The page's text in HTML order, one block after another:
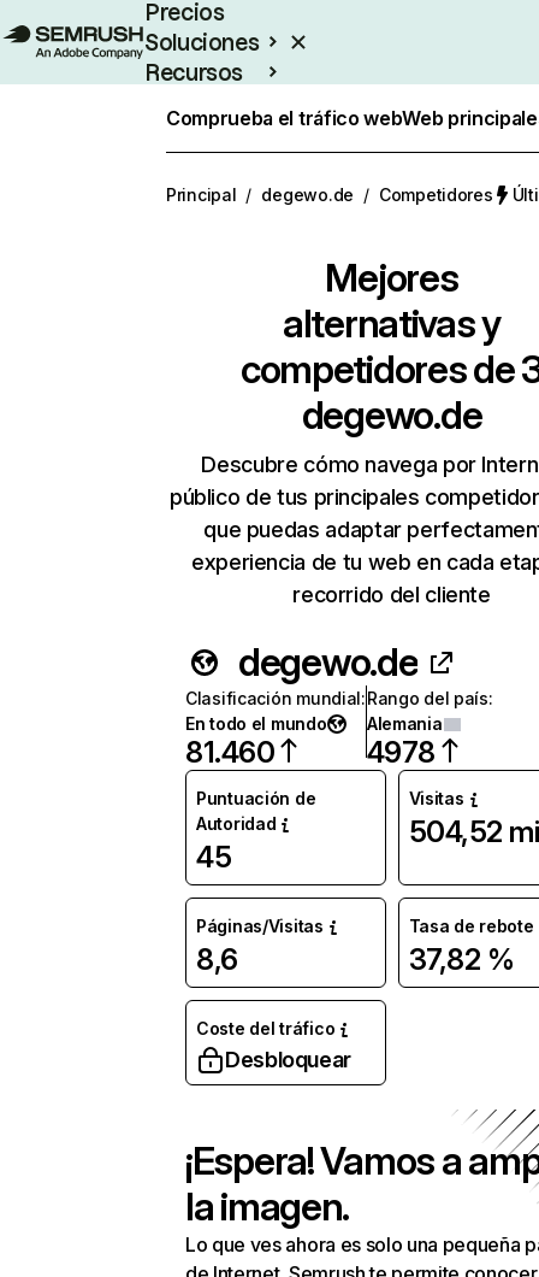
Precios
Soluciones
Recursos
Comprueba el tráfico webWeb
Principal / degewo.de / Competidores
Mejores
alternativas y
competidores de
degewo.de
Descubre cómo navega por
público de tus principales
que puedas adaptar
experiencia de tu web en cada
recorrido del cliente
degewo.de
Clasificación mundial:
En todo el mundo
81.460
Rango del país:
Alemania
4978
Puntuación de
Autoridad
45
Visitas
504,52
Páginas/Visitas
8,6
Tasa de rebote
37,82 %
Coste del tráfico
Desbloquear
¡Espera! Vamos a
la imagen.
Lo que ves ahora es solo una pequeña